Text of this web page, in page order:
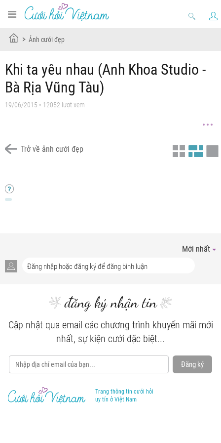
Ảnh cưới đẹp
Khi ta yêu nhau (Anh Khoa Studio -
Bà Rịa Vũng Tàu)
19/06/2015 • 12052 lượt xem
Trở về ảnh cưới đẹp
654321
Mới nhất
đăng ký nhận tin
Cập nhật qua email các chương trình khuyến mãi mới
nhất, sự kiện cưới đặc biệt...
Đăng ký
Trang thông tin cưới hỏi
uy tín ở Việt Nam